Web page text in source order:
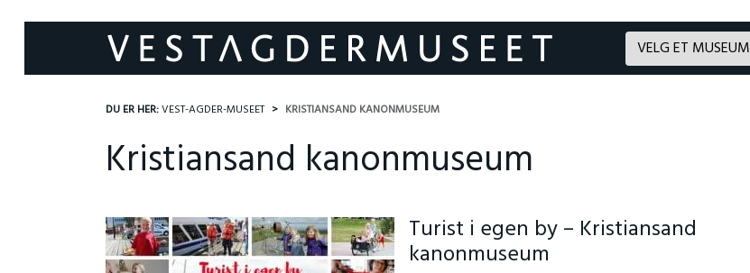
VELG ET MUSEUM
DU ER HER:VEST-AGDER-MUSEET KRISTIANSAND KANONMUSEUM
Kristiansand kanonmuseum
Turist i egen by – Kristiansand
kanonmuseum